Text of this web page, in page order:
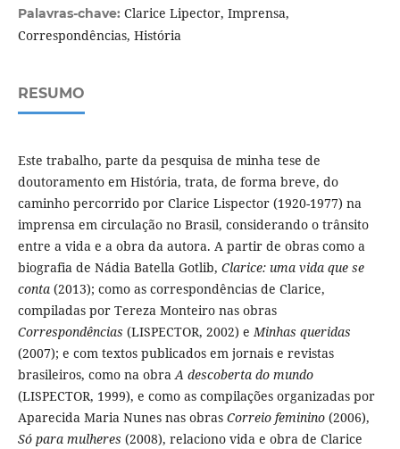
Palavras-chave: Clarice Lipector, Imprensa,
Correspondências, História
RESUMO
Este trabalho, parte da pesquisa de minha tese de
doutoramento em História, trata, de forma breve, do
caminho percorrido por Clarice Lispector (1920-1977) na
imprensa em circulação no Brasil, considerando o trânsito
entre a vida e a obra da autora. A partir de obras como a
biografia de Nádia Batella Gotlib, Clarice: uma vida que se
conta(2013); como as correspondências de Clarice,
compiladas por Tereza Monteiro nas obras
Correspondências (LISPECTOR, 2002) eMinhas queridas
(2007); e com textos publicados em jornais e revistas
brasileiros, como na obraA descoberta do mundo
(LISPECTOR, 1999), e como as compilações organizadas por
Aparecida Maria Nunes nas obras Correio feminino(2006),
Só para mulheres (2008), relaciono vida e obra de Clarice